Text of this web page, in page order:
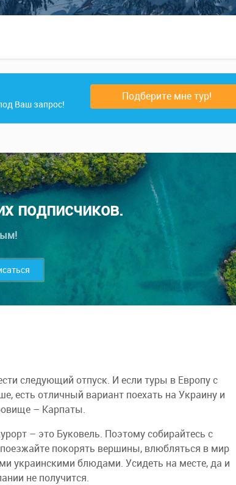
Ваш запрос!
Подберите мне тур!
подписчиков.
следующий отпуск. И если туры в Европу с
есть отличный вариант поехать на Украину и
– Карпаты.
– это Буковель. Поэтому собирайтесь с
покорять вершины, влюбляться в мир
украинскими блюдами. Усидеть на месте, да и
не получится.